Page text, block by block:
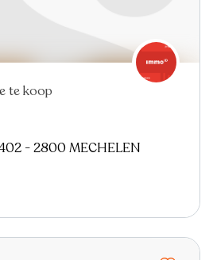
te koop
- 2800 MECHELEN